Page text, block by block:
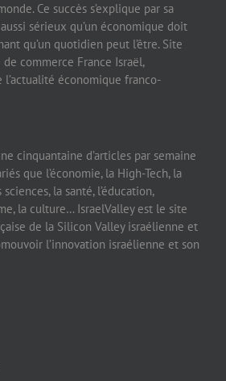
Ce succès s’explique par sa
sérieux qu’un économique doit
qu’un quotidien peut l’être. Site
commerce France Israël,
l’actualité économique franco-
cinquantaine d’articles par semaine
que l’économie, la High-Tech, la
la santé, l’éducation,
la culture… IsraelValley est le site
de la Silicon Valley israélienne et
l’innovation israélienne et son